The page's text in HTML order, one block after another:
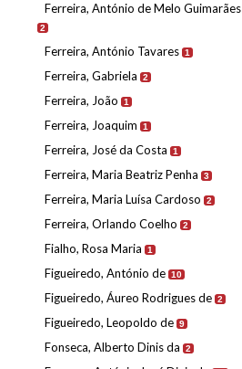
Ferreira, António de Melo Guimarães
2
Ferreira, António Tavares 1
Ferreira, Gabriela 2
Ferreira, João 1
Ferreira, Joaquim 1
Ferreira, José da Costa 1
Ferreira, Maria Beatriz Penha 3
Ferreira, Maria Luísa Cardoso 2
Ferreira, Orlando Coelho 2
Fialho, Rosa Maria 1
Figueiredo, António de 10
Figueiredo, Áureo Rodrigues de 2
Figueiredo, Leopoldo de 9
Fonseca, Alberto Dinis da 2